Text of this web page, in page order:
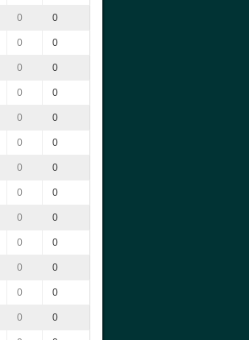
0 0
0 0
0 0
0 0
0 0
0 0
0 0
0 0
0 0
0 0
0 0
0 0
0 0